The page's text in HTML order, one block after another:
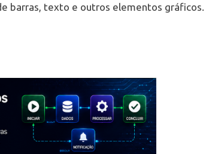
barras, texto e outros elementos gráficos.